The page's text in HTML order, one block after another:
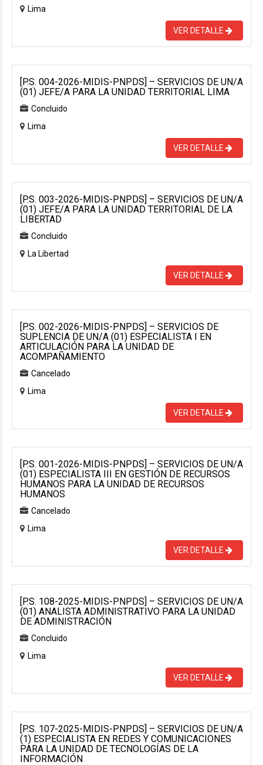
Lima
VER DETALLE
[P.S. 004-2026-MIDIS-PNPDS] – SERVICIOS DE UN/A
(01) JEFE/A PARA LA UNIDAD TERRITORIAL LIMA
Concluido
Lima
VER DETALLE
[P.S. 003-2026-MIDIS-PNPDS] – SERVICIOS DE UN/A
(01) JEFE/A PARA LA UNIDAD TERRITORIAL DE LA
LIBERTAD
Concluido
La Libertad
VER DETALLE
[P.S. 002-2026-MIDIS-PNPDS] – SERVICIOS DE
SUPLENCIA DE UN/A (01) ESPECIALISTA I EN
ARTICULACIÓN PARA LA UNIDAD DE
ACOMPAÑAMIENTO
Cancelado
Lima
VER DETALLE
[P.S. 001-2026-MIDIS-PNPDS] – SERVICIOS DE UN/A
(01) ESPECIALISTA III EN GESTIÓN DE RECURSOS
HUMANOS PARA LA UNIDAD DE RECURSOS
HUMANOS
Cancelado
Lima
VER DETALLE
[P.S. 108-2025-MIDIS-PNPDS] – SERVICIOS DE UN/A
(01) ANALISTA ADMINISTRATIVO PARA LA UNIDAD
DE ADMINISTRACIÓN
Concluido
Lima
VER DETALLE
[P.S. 107-2025-MIDIS-PNPDS] – SERVICIOS DE UN/A
(1) ESPECIALISTA EN REDES Y COMUNICACIONES
PARA LA UNIDAD DE TECNOLOGÍAS DE LA
INFORMACIÓN